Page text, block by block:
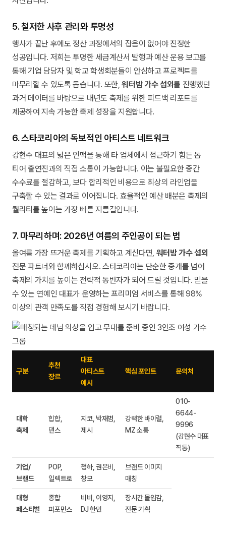
5. 철저한 사후 관리와 투명성
행사가 끝난 후에도 정산 과정에서의 잡음이 없어야 진정한
성공입니다. 저희는 투명한 세금계산서 발행과 예산 운용 보고를
통해 기업 담당자 및 학교 학생회분들이 안심하고 프로젝트를
마무리할 수 있도록 돕습니다. 또한,워터밤 가수 섭외를 진행했던
과거 데이터를 바탕으로 내년도 축제를 위한 피드백 리포트를
제공하여 지속 가능한 축제 성장을 지원합니다.
6. 스타코리아의 독보적인 아티스트 네트워크
강현수 대표의 넓은 인맥을 통해 타 업체에서 접근하기 힘든 톱
티어 출연진과의 직접 소통이 가능합니다. 이는 불필요한 중간
수수료를 절감하고, 보다 합리적인 비용으로 최상의 라인업을
구축할 수 있는 결과로 이어집니다. 효율적인 예산 배분은 축제의
퀄리티를 높이는 가장 빠른 지름길입니다.
7. 마무리하며: 2026년 여름의 주인공이 되는 법
올여름 가장 뜨거운 축제를 기획하고 계신다면, 워터밤 가수 섭외
전문 파트너와 함께하십시오. 스타코리아는 단순한 중개를 넘어
축제의 가치를 높이는 전략적 동반자가 되어 드릴 것입니다. 믿을
수 있는 연예인 대표가 운영하는 프리미엄 서비스를 통해 98%
이상의 관객 만족도를 직접 경험해 보시기 바랍니다.
구분
추천
장르
대표
아티스트
예시
핵심 포인트 문의처
대학
축제
힙합,
댄스
지코, 박재범,
제시
강력한 바이럴,
MZ 소통
010-
6644-
9996
(강현수 대표
직통)
기업/
브랜드
POP,
일렉트로
청하, 권은비,
창모
브랜드 이미지
매칭
대형
페스티벌
종합
퍼포먼스
비비, 이영지,
DJ 한민
장시간 몰입감,
전문 기획